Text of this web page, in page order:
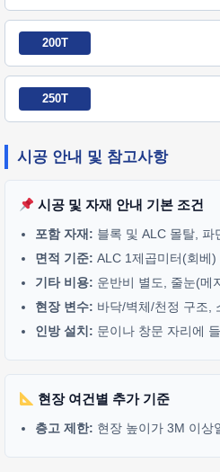
200T
250T
시공 안내 및 참고사항
시공 및 자재 안내 기본 조건
포함 자재: 블록 및 ALC 몰탈, 파
면적 기준: ALC 1제곱미터(회베
기타 비용: 운반비 별도, 줄눈(메
현장 변수: 바닥/벽체/천정 구조,
인방 설치: 문이나 창문 자리에
현장 여건별 추가 기준
층고 제한: 현장 높이가 3M 이상